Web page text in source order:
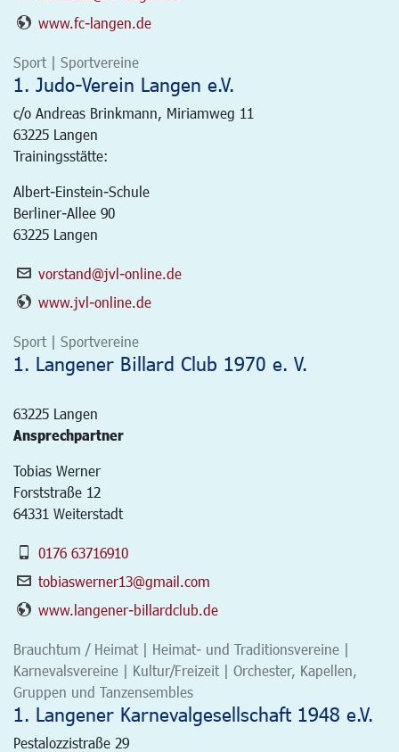
www.fc-langen.de
Sport | Sportvereine
1. Judo-Verein Langen e.V.
c/o Andreas Brinkmann, Miriamweg 11
63225 Langen
Trainingsstätte:
Albert-Einstein-Schule
Berliner-Allee 90
63225 Langen
vorstand@jvl-online.de
www.jvl-online.de
Sport | Sportvereine
1. Langener Billard Club 1970 e. V.
63225 Langen
Ansprechpartner
Tobias Werner
Forststraße 12
64331 Weiterstadt
0176 63716910
tobiaswerner13@gmail.com
www.langener-billardclub.de
Brauchtum / Heimat | Heimat- und Traditionsvereine |
Karnevalsvereine | Kultur/Freizeit | Orchester, Kapellen,
Gruppen und Tanzensembles
1. Langener Karnevalgesellschaft 1948 e.V.
Pestalozzistraße 29